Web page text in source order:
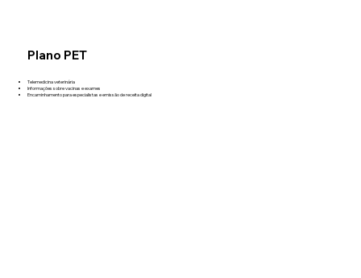
Plano PET
Telemedicina veterinária
Informações sobre vacinas e exames
Encaminhamento para especialistas e emissão de receita digital